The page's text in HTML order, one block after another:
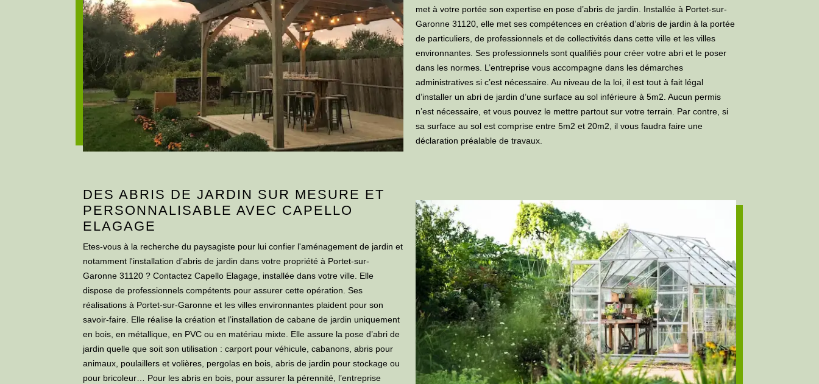
met à votre portée son expertise en pose d’abris de jardin. Installée à Portet-sur-
Garonne 31120, elle met ses compétences en création d’abris de jardin à la portée
de particuliers, de professionnels et de collectivités dans cette ville et les villes
environnantes. Ses professionnels sont qualifiés pour créer votre abri et le poser
dans les normes. L’entreprise vous accompagne dans les démarches
administratives si c’est nécessaire. Au niveau de la loi, il est tout à fait légal
d’installer un abri de jardin d’une surface au sol inférieure à 5m2. Aucun permis
n’est nécessaire, et vous pouvez le mettre partout sur votre terrain. Par contre, si
sa surface au sol est comprise entre 5m2 et 20m2, il vous faudra faire une
déclaration préalable de travaux.
DES ABRIS DE JARDIN SUR MESURE ET
PERSONNALISABLE AVEC CAPELLO
ELAGAGE
Etes-vous à la recherche du paysagiste pour lui confier l'aménagement de jardin et
notamment l'installation d’abris de jardin dans votre propriété à Portet-sur-
Garonne 31120 ? Contactez Capello Elagage, installée dans votre ville. Elle
dispose de professionnels compétents pour assurer cette opération. Ses
réalisations à Portet-sur-Garonne et les villes environnantes plaident pour son
savoir-faire. Elle réalise la création et l’installation de cabane de jardin uniquement
en bois, en métallique, en PVC ou en matériau mixte. Elle assure la pose d’abri de
jardin quelle que soit son utilisation : carport pour véhicule, cabanons, abris pour
animaux, poulaillers et volières, pergolas en bois, abris de jardin pour stockage ou
pour bricoleur… Pour les abris en bois, pour assurer la pérennité, l’entreprise